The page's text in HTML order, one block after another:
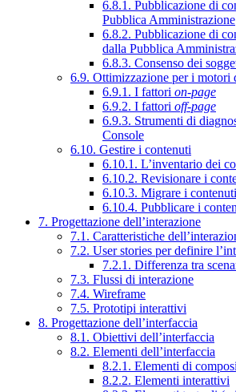
6.8.1. Pubblicazione di
Pubblica Amministrazione
6.8.2. Pubblicazione di
dalla Pubblica
6.8.3. Consenso dei
6.9. Ottimizzazione per i motori
6.9.1. I fattori on-page
6.9.2. I fattori off-page
6.9.3. Strumenti di
Console
6.10. Gestire i contenuti
6.10.1. L’inventario dei
6.10.2. Revisionare i
6.10.3. Migrare i contenuti
6.10.4. Pubblicare i
7. Progettazione dell’interazione
7.1. Caratteristiche
7.2. User stories per definire
7.2.1. Differenza tra
7.3. Flussi di interazione
7.4. Wireframe
7.5. Prototipi interattivi
8. Progettazione dell’interfaccia
8.1. Obiettivi dell’interfaccia
8.2. Elementi dell’interfaccia
8.2.1. Elementi di
8.2.2. Elementi interattivi